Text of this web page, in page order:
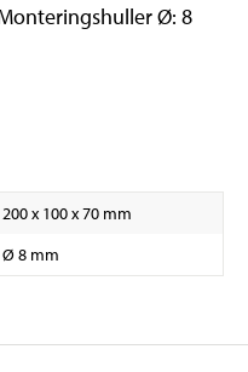
Ø: 8
200 x 100 x 70 mm
Ø 8 mm